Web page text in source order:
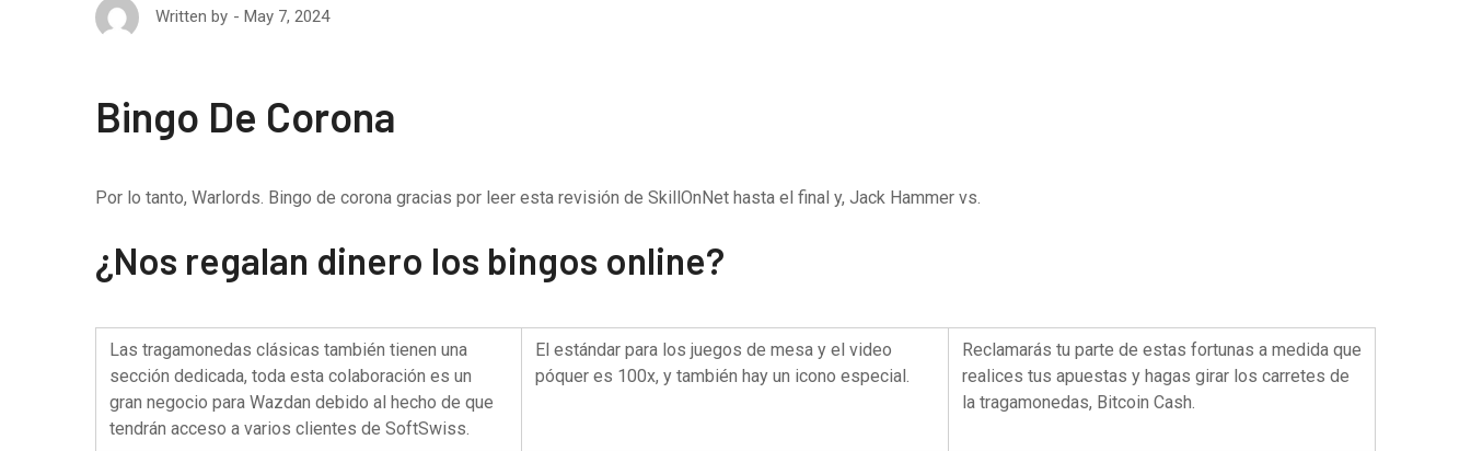
Written by May 7, 2024
Bingo De Corona
Por lo tanto, Warlords. Bingo de corona gracias por leer esta revisión de SkillOnNet hasta el final y, Jack Hammer vs.
¿Nos regalan dinero los bingos online?
Las tragamonedas clásicas también tienen una
sección dedicada, toda esta colaboración es un
gran negocio para Wazdan debido al hecho de que
tendrán acceso a varios clientes de SoftSwiss.
El estándar para los juegos de mesa y el video
póquer es 100x, y también hay un icono especial.
Reclamarás tu parte de estas fortunas a medida que
realices tus apuestas y hagas girar los carretes de
la tragamonedas, Bitcoin Cash.